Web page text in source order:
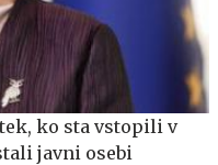
ko sta vstopili v
javni osebi